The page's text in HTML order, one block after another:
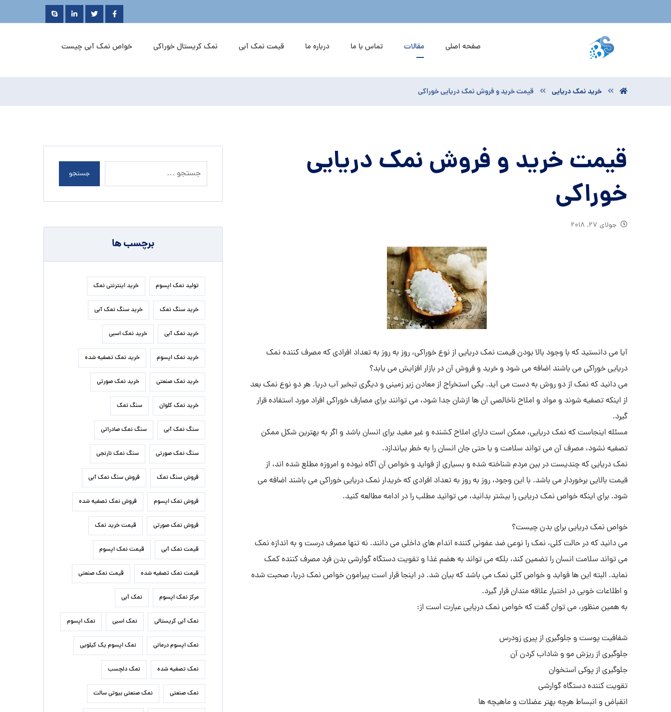
صفحه اصلی مقالات تماس با ما درباره ما قیمت نمک آبی نمک کریستال خوراکی خواص نمک آبی چیست
خرید نمک دریایی قیمت خرید و فروش نمک دریایی خوراکی
قیمت خرید و فروش نمک دریایی
خوراکی
جولای ۲۷, ۲۰۱۸
آیا می دانستید که با وجود بالا بودن قیمت نمک دریایی از نوع خوراکی، روز به روز به تعداد افرادی که مصرف کننده نمک
دریایی خوراکی می باشند اضافه می شود و خرید و فروش آن در بازار افزایش می یابد؟
می دانید که نمک از دو روش به دست می آید. یکی استخراج از معادن زیر زمینی و دیگری تبخیر آب دریا. هر دو نوع نمک بعد
از اینکه تصفیه شوند و مواد و املاح ناخالصی آن ها ازشان جدا شود، می توانند برای مصارف خوراکی افراد مورد استفاده قرار
گیرد.
مسئله اینجاست که نمک دریایی، ممکن است دارای املاح کشنده و غیر مفید برای انسان باشد و اگر به بهترین شکل ممکن
تصفیه نشود، مصرف آن می تواند سلامت و یا حتی جان انسان را به خطر بیاندازد.
نمک دریایی که چندیست در بین مردم شناخته شده و بسیاری از فواید و خواص آن آگاه نبوده و امروزه مطلع شده اند، از
قیمت بالایی برخوردار می باشد. با این وجود، روز به روز به تعداد افرادی که خریدار نمک دریایی خوراکی می باشند اضافه می
شود. برای اینکه خواص نمک دریایی را بیشتر بدانید، می توانید مطلب را در ادامه مطالعه کنید.
خواص نمک دریایی برای بدن چیست؟
می دانید که در حالت کلی، نمک را نوعی ضد عفونی کننده اندام های داخلی می دانند. نه تنها مصرف درست و به اندازه نمک
می تواند سلامت انسان را تضمین کند، بلکه می تواند به هضم غذا و تقویت دستگاه گوارشی بدن فرد مصرف کننده کمک
نماید. البته این ها فواید و خواص کلی نمک می باشد که بیان شد. در اینجا قرار است پیرامون خواص نمک دریا، صحبت شده
و اطلاعات خوبی در اختیار علاقه مندان قرار گیرد.
به همین منظور، می توان گفت که خواص نمک دریایی عبارت است از:
شفافیت پوست و جلوگیری از پیری زودرس
جلوگیری از ریزش مو و شاداب کردن آن
جلوگیری از پوکی استخوان
تقویت کننده دستگاه گوارشی
انقباض و انبساط هرچه بهتر عضلات و ماهیچه ها
جستجو
برچسب ها
تولید نمک اپسوم خرید اینترنتی نمک
خرید سنگ نمک خرید سنگ نمک آبی
خرید نمک آبی خرید نمک اسبی
خرید نمک اپسوم خرید نمک تصفیه شده
خرید نمک صنعتی خرید نمک صورتی
خرید نمک کلوان سنگ نمک
سنگ نمک آبی سنگ نمک صادراتی
سنگ نمک صورتی سنگ نمک نارنجی
فروش سنگ نمک فروش سنگ نمک آبی
فروش نمک اپسوم فروش نمک تصفیه شده
فروش نمک صورتی قیمت خرید نمک
قیمت نمک آبی قیمت نمک اپسوم
قیمت نمک تصفیه شده قیمت نمک صنعتی
مرکز نمک اپسوم نمک آبی
نمک آبی کریستالی نمک اسبی نمک اپسوم
نمک اپسوم درمانی نمک اپسوم یک کیلویی
نمک تصفیه شده نمک دلچسب
نمک صنعتی نمک صنعتی بیوتی سالت